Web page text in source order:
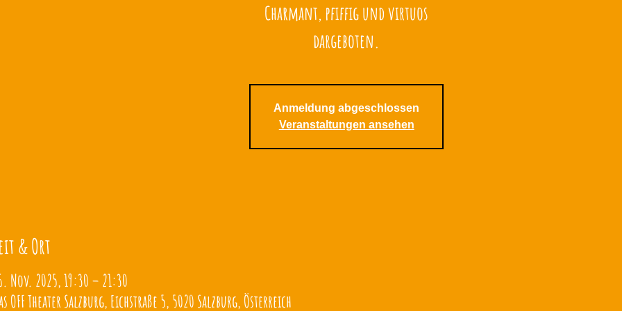
Charmant, pfiffig und virtuos
dargeboten.
Anmeldung abgeschlossen
Veranstaltungen ansehen
& Ort
Nov. 2025, 19:30 – 21:30
OFF Theater Salzburg, Eichstraße 5, 5020 Salzburg, Österreich